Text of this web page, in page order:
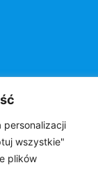
personalizacji
wszystkie"
plików